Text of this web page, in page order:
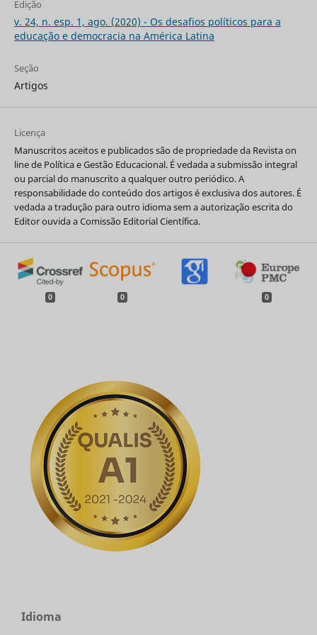
Edição
v. 24, n. esp. 1, ago. (2020) - Os desafios políticos para a
educação e democracia na América Latina
Seção
Artigos
Licença
Manuscritos aceitos e publicados são de propriedade da Revista on
line de Política e Gestão Educacional. É vedada a submissão integral
ou parcial do manuscrito a qualquer outro periódico. A
responsabilidade do conteúdo dos artigos é exclusiva dos autores. É
vedada a tradução para outro idioma sem a autorização escrita do
Editor ouvida a Comissão Editorial Científica.
0 0 0
Idioma